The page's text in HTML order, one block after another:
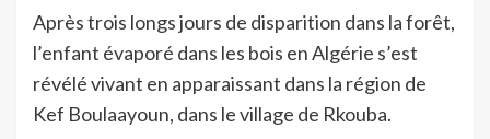
Après trois longs jours de disparition dans la forêt,
l’enfant évaporé dans les bois en Algérie s’est
révélé vivant en apparaissant dans la région de
Kef Boulaayoun, dans le village de Rkouba.